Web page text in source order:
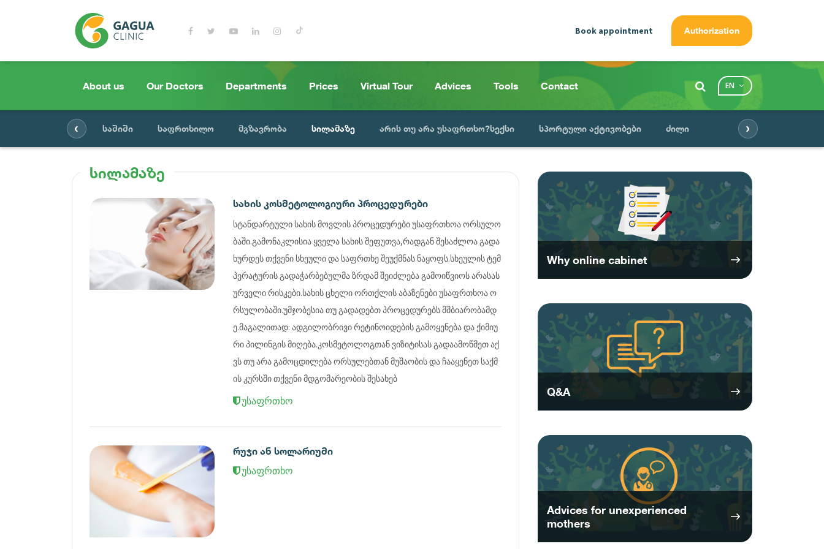
Book appointment Authorization
About us Our Doctors Departments Prices Virtual Tour Advices Tools Contact EN
‹ საშიში საფრთხილო მგზავრობა სილამაზე არის თუ არა უსაფრთხო?სექსი სპორტული აქტივობები ძილი ›
სილამაზე
სახის კოსმეტოლოგიური პროცედურები
სტანდარტული სახის მოვლის პროცედურები უსაფრთხოა ორსულო
ბაში.გამონაკლისია ყველა სახის შეფუთვა,რადგან შესაძლოა გადა
ხურდეს თქვენი სხეული და საფრთხე შეუქმნას ნაყოფს.სხეულის ტემ
პერატურის გადაჭარბებულმა ზრდამ შეიძლება გამოიწვიოს არასას
ურველი რისკები.სახის ცხელი ორთქლის აბაზენები უსაფრთხოა ო
რსულობაში.უმჯობესია თუ გადადებთ პროცედურებს მშბიარობამდ
ე.მაგალითად: ადგილობრივი რეტინოიდების გამოყენება და ქიმიუ
რი პილინგის მიღება.კოსმეტოლოგთან ვიზიტისას გადაამოწმეთ აქ
ვს თუ არა გამოცდილება ორსულებთან მუშაობის და ჩააყენეთ საქმ
ის კურსში თქვენი მდგომარეობის შესახებ
უსაფრთხო
რუჯი ან სოლარიუმი
უსაფრთხო
Why online cabinet
Q&A
Advices for unexperienced
mothers